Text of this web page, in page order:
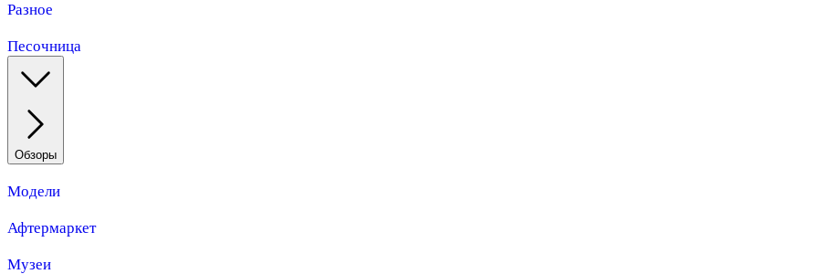
Разное
Песочница
Обзоры
Модели
Афтермаркет
Музеи